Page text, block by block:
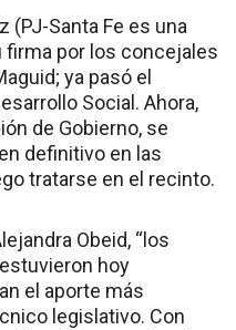
(PJ-Santa Fe es una
firma por los concejales
ya pasó el
Social. Ahora,
de Gobierno, se
definitivo en las
tratarse en el recinto.
Obeid, “los
hoy
el aporte más
legislativo. Con